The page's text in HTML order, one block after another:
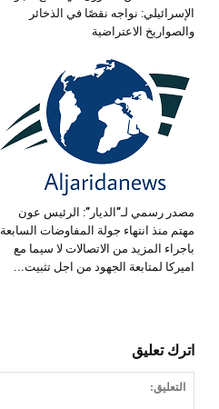
الإسرائيلي: نواجه نقصًا في الذخائر
والصواريخ الاعتراضية
مصدر رسمي لـ”الديار”: الرئيس عون
مهتم منذ انتهاء جولة المفاوضات السابعة
باجراء المزيد من الاتصالات لا سيما مع
اميركا لمتابعة الجهود من اجل تثبيت...
اترك تعليق